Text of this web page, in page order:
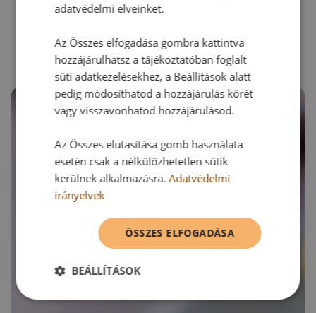
RECEPTAJÁNLÓ
adatvédelmi elveinket.
Az Összes elfogadása gombra kattintva
hozzájárulhatsz a tájékoztatóban foglalt
süti adatkezelésekhez, a Beállítások alatt
pedig módosíthatod a hozzájárulás körét
vagy visszavonhatod hozzájárulásod.
Az Összes elutasítása gomb használata
esetén csak a nélkülözhetetlen sütik
kerülnek alkalmazásra.Adatvédelmi
irányelvek
ÖSSZES ELFOGADÁSA
BEÁLLÍTÁSOK